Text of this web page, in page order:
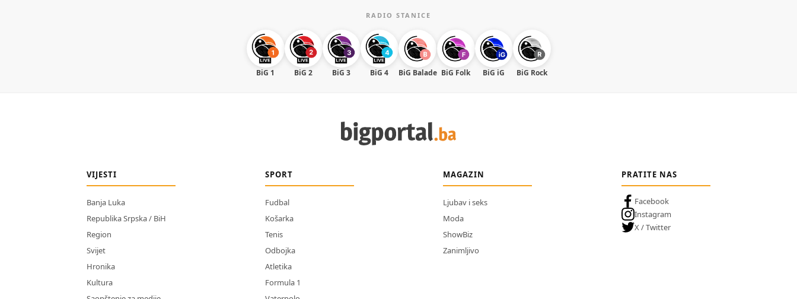
RADIO STANICE
BiG 1 BiG 2 BiG 3 BiG 4 BiG Balade BiG Folk BiG iG BiG Rock
VIJESTI
Banja Luka
Republika Srpska / BiH
Region
Svijet
Hronika
Kultura
SPORT
Fudbal
Košarka
Tenis
Odbojka
Atletika
Formula 1
MAGAZIN
Ljubav i seks
Moda
ShowBiz
Zanimljivo
PRATITE NAS
Facebook
Instagram
X / Twitter